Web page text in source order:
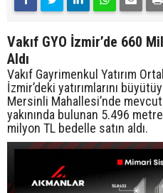
Vakıf GYO İzmir’de 660
Aldı
Vakıf Gayrimenkul Yatırım
İzmir’deki yatırımlarını
Mersinli Mahallesi’nde mevcut
yakınında bulunan 5.496
milyon TL bedelle satın aldı.